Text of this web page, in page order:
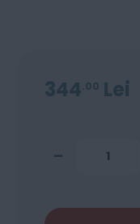
344 00 Lei
-